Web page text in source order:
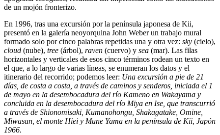
de un mojón fronterizo.
En 1996, tras una excursión por la península japonesa de Kii,
presentó en la galería neoyorquina John Weber un trabajo mural
formado solo por cinco palabras repetidas una y otra vez: sky (cielo),
cloud (nube), tree (árbol), raven (cuervo) y sea (mar). Las filas
horizontales y verticales de esos cinco términos rodean un texto en
el que, a lo largo de varias líneas, se enumeran los datos y el
itinerario del recorrido; podemos leer: Una excursión a pie de 21
días, de costa a costa, a través de caminos y senderos, iniciada el 1
de mayo en la desembocadura del río Kameno en Wakayama y
concluida en la desembocadura del río Miya en Ise, que transcurrió
a través de Shionomisaki, Kumanohongu, Shakagatake, Omine,
Miwasan, el monte Hiei y Mune Yama en la península de Kii, Japón
1966.